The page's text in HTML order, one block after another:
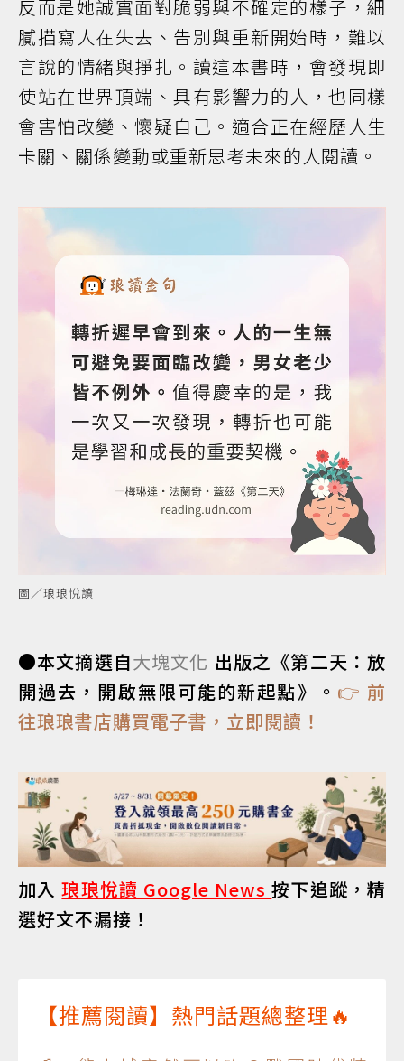
反而是她誠實面對脆弱與不確定的樣子，細
膩描寫人在失去、告別與重新開始時，難以
言說的情緒與掙扎。讀這本書時，會發現即
使站在世界頂端、具有影響力的人，也同樣
會害怕改變、懷疑自己。適合正在經歷人生
卡關、關係變動或重新思考未來的人閱讀。
圖／琅琅悅讀
●本文摘選自大塊文化 出版之《第二天：放
開過去，開啟無限可能的新起點》。 👉 前
往琅琅書店購買電子書，立即閱讀！
加入琅琅悅讀 Google News按下追蹤，精
選好文不漏接！
【推薦閱讀】熱門話題總整理🔥